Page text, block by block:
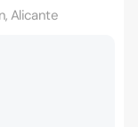
Alicante